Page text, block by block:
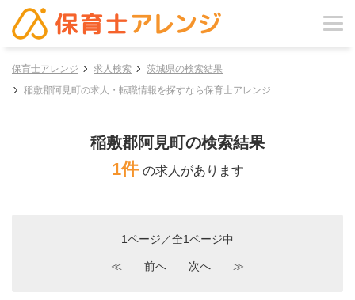
保育士アレンジ 求人検索
茨城県の検索結果
稲敷郡阿見町の求人・転職情報を探すなら保育士アレンジ
稲敷郡阿見町の検索結果
1件 の求人があります
1ページ／全1ページ中
≪ 前へ 次へ ≫